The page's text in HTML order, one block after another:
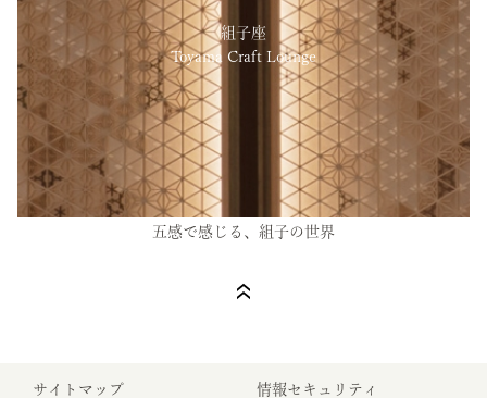
組子座
Toyama Craft Lounge
五感で感じる、組子の世界
サイトマップ 情報セキュリティ